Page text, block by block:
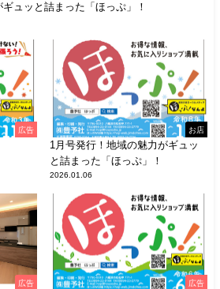
ュッと詰まった「ほっぷ」！
広告 お店
1月号発行！地域の魅力がギュッ
と詰まった「ほっぷ」！
2026.01.06
広告 広告